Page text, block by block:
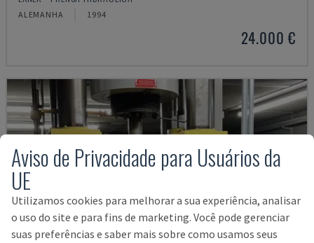
ALEMANHA 1994
24.000 €
Aviso de Privacidade para Usuários da
UE
Utilizamos cookies para melhorar a sua experiência, analisar
o uso do site e para fins de marketing. Você pode gerenciar
suas preferências e saber mais sobre como usamos seus